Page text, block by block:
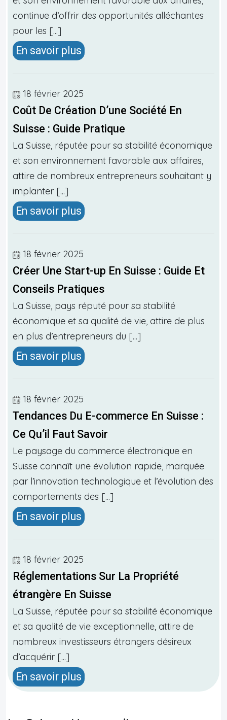
continue d’offrir des opportunités alléchantes
pour les [...]
En savoir plus
18 février 2025
Coût De Création D’une Société En
Suisse : Guide Pratique
La Suisse, réputée pour sa stabilité économique
et son environnement favorable aux affaires,
attire de nombreux entrepreneurs souhaitant y
implanter [...]
En savoir plus
18 février 2025
Créer Une Start-up En Suisse : Guide Et
Conseils Pratiques
La Suisse, pays réputé pour sa stabilité
économique et sa qualité de vie, attire de plus
en plus d’entrepreneurs du [...]
En savoir plus
18 février 2025
Tendances Du E-commerce En Suisse :
Ce Qu’il Faut Savoir
Le paysage du commerce électronique en
Suisse connaît une évolution rapide, marquée
par l’innovation technologique et l’évolution des
comportements des [...]
En savoir plus
18 février 2025
Réglementations Sur La Propriété
étrangère En Suisse
La Suisse, réputée pour sa stabilité économique
et sa qualité de vie exceptionnelle, attire de
nombreux investisseurs étrangers désireux
d’acquérir [...]
En savoir plus